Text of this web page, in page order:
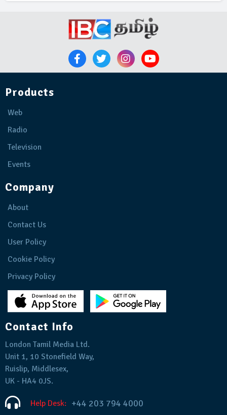
Products
Web
Radio
Television
Events
Company
About
Contact Us
User Policy
Cookie Policy
Privacy Policy
Contact Info
London Tamil Media Ltd.
Unit 1, 10 Stonefield Way,
Ruislip, Middlesex,
UK - HA4 0JS.
Help Desk: +44 203 794 4000